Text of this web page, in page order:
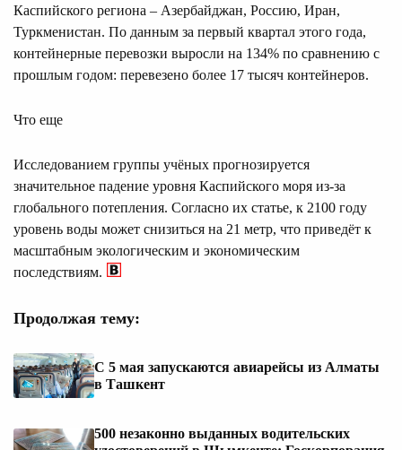
Каспийского региона – Азербайджан, Россию, Иран,
Туркменистан. По данным за первый квартал этого года,
контейнерные перевозки выросли на 134% по сравнению с
прошлым годом: перевезено более 17 тысяч контейнеров.
Что еще
Исследованием группы учёных прогнозируется
значительное падение уровня Каспийского моря из-за
глобального потепления. Согласно их статье, к 2100 году
уровень воды может снизиться на 21 метр, что приведёт к
масштабным экологическим и экономическим
последствиям.
Продолжая тему:
С 5 мая запускаются авиарейсы из Алматы
в Ташкент
500 незаконно выданных водительских